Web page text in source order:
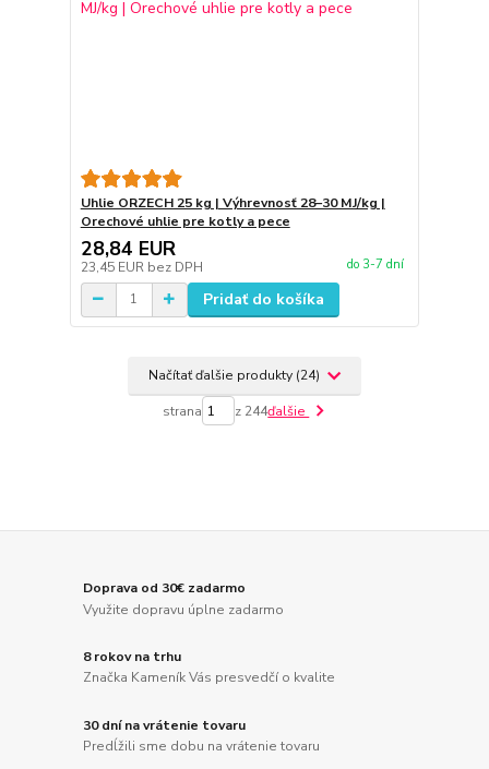
Uhlie ORZECH 25 kg | Výhrevnosť 28–30 MJ/kg |
Orechové uhlie pre kotly a pece
28,84 EUR
23,45 EUR bez DPH do 3-7 dní
Pridať do košíka
Načítať ďalšie produkty (24)
strana z 244ďalšie
Doprava od 30€ zadarmo
Využite dopravu úplne zadarmo
8 rokov na trhu
Značka Kameník Vás presvedčí o kvalite
30 dní na vrátenie tovaru
Predĺžili sme dobu na vrátenie tovaru